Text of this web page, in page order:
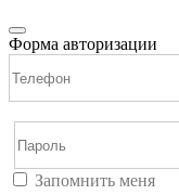
Форма авторизации
Запомнить меня